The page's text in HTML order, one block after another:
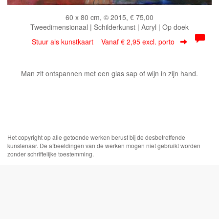
60 x 80 cm, © 2015, € 75,00
Tweedimensionaal | Schilderkunst | Acryl | Op doek
Stuur als kunstkaart Vanaf € 2,95 excl. porto
Man zit ontspannen met een glas sap of wijn in zijn hand.
Het copyright op alle getoonde werken berust bij de desbetreffende
kunstenaar. De afbeeldingen van de werken mogen niet gebruikt worden
zonder schriftelijke toestemming.